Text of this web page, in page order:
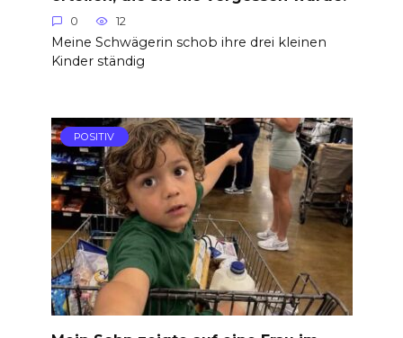
0 12
Meine Schwägerin schob ihre drei kleinen
Kinder ständig
POSITIV